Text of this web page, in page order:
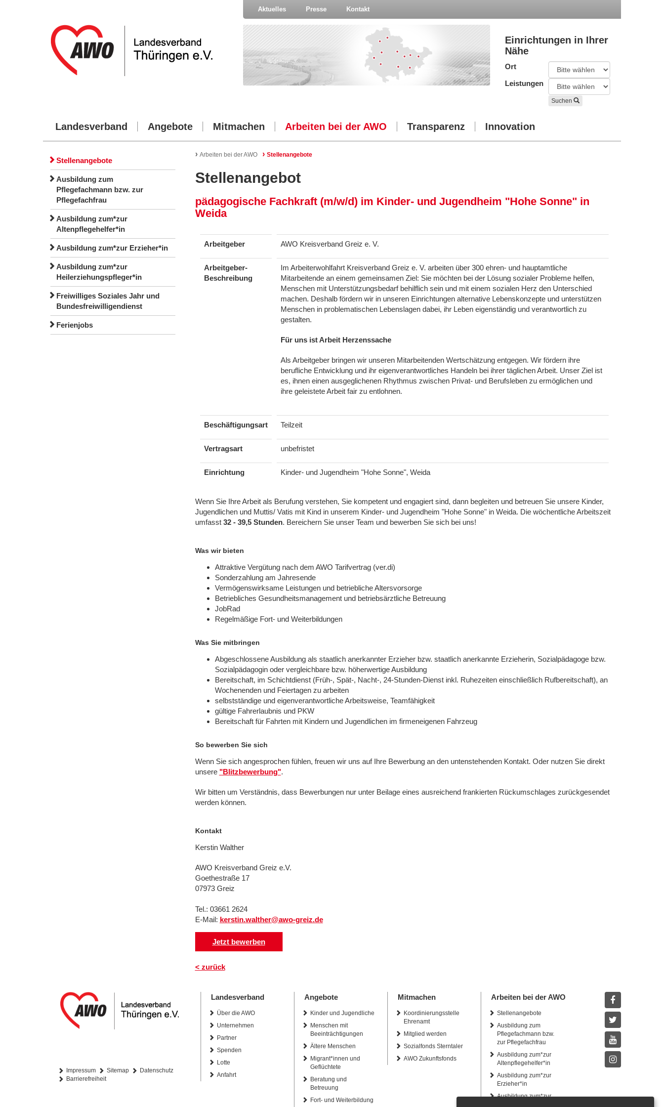
Aktuelles Presse Kontakt
Einrichtungen in Ihrer
Nähe
Ort
Leistungen
Suchen
Landesverband Angebote Mitmachen Arbeiten bei der AWO Transparenz Innovation
Stellenangebote
Ausbildung zum
Pflegefachmann bzw. zur
Pflegefachfrau
Ausbildung zum*zur
Altenpflegehelfer*in
Ausbildung zum*zur Erzieher*in
Ausbildung zum*zur
Heilerziehungspfleger*in
Freiwilliges Soziales Jahr und
Bundesfreiwilligendienst
Ferienjobs
› Arbeiten bei der AWO › Stellenangebote
Stellenangebot
pädagogische Fachkraft (m/w/d) im Kinder- und Jugendheim "Hohe Sonne" in
Weida
Arbeitgeber AWO Kreisverband Greiz e. V.
Arbeitgeber-
Beschreibung
Im Arbeiterwohlfahrt Kreisverband Greiz e. V. arbeiten über 300 ehren- und hauptamtliche
Mitarbeitende an einem gemeinsamen Ziel: Sie möchten bei der Lösung sozialer Probleme helfen,
Menschen mit Unterstützungsbedarf behilflich sein und mit einem sozialen Herz den Unterschied
machen. Deshalb fördern wir in unseren Einrichtungen alternative Lebenskonzepte und unterstützen
Menschen in problematischen Lebenslagen dabei, ihr Leben eigenständig und verantwortlich zu
gestalten.
Für uns ist Arbeit Herzenssache
Als Arbeitgeber bringen wir unseren Mitarbeitenden Wertschätzung entgegen. Wir fördern ihre
berufliche Entwicklung und ihr eigenverantwortliches Handeln bei ihrer täglichen Arbeit. Unser Ziel ist
es, ihnen einen ausgeglichenen Rhythmus zwischen Privat- und Berufsleben zu ermöglichen und
ihre geleistete Arbeit fair zu entlohnen.
Beschäftigungsart Teilzeit
Vertragsart unbefristet
Einrichtung Kinder- und Jugendheim "Hohe Sonne", Weida
Wenn Sie Ihre Arbeit als Berufung verstehen, Sie kompetent und engagiert sind, dann begleiten und betreuen Sie unsere Kinder,
Jugendlichen und Muttis/ Vatis mit Kind in unserem Kinder- und Jugendheim "Hohe Sonne" in Weida. Die wöchentliche Arbeitszeit
umfasst 32 - 39,5 Stunden. Bereichern Sie unser Team und bewerben Sie sich bei uns!
Was wir bieten
Attraktive Vergütung nach dem AWO Tarifvertrag (ver.di)
Sonderzahlung am Jahresende
Vermögenswirksame Leistungen und betriebliche Altersvorsorge
Betriebliches Gesundheitsmanagement und betriebsärztliche Betreuung
JobRad
Regelmäßige Fort- und Weiterbildungen
Was Sie mitbringen
Abgeschlossene Ausbildung als staatlich anerkannter Erzieher bzw. staatlich anerkannte Erzieherin, Sozialpädagoge bzw.
Sozialpädagogin oder vergleichbare bzw. höherwertige Ausbildung
Bereitschaft, im Schichtdienst (Früh-, Spät-, Nacht-, 24-Stunden-Dienst inkl. Ruhezeiten einschließlich Rufbereitschaft), an
Wochenenden und Feiertagen zu arbeiten
selbstständige und eigenverantwortliche Arbeitsweise, Teamfähigkeit
gültige Fahrerlaubnis und PKW
Bereitschaft für Fahrten mit Kindern und Jugendlichen im firmeneigenen Fahrzeug
So bewerben Sie sich
Wenn Sie sich angesprochen fühlen, freuen wir uns auf Ihre Bewerbung an den untenstehenden Kontakt. Oder nutzen Sie direkt
unsere "Blitzbewerbung".
Wir bitten um Verständnis, dass Bewerbungen nur unter Beilage eines ausreichend frankierten Rückumschlages zurückgesendet
werden können.
Kontakt
Kerstin Walther
AWO Kreisverband Greiz e.V.
Goethestraße 17
07973 Greiz
Tel.: 03661 2624
E-Mail: kerstin.walther@awo-greiz.de
Jetzt bewerben
< zurück
Impressum Sitemap
Datenschutz
Barrierefreiheit
Landesverband
Über die AWO
Unternehmen
Partner
Spenden
Lotte
Anfahrt
Angebote
Kinder und Jugendliche
Menschen mit
Beeinträchtigungen
Ältere Menschen
Migrant*innen und
Geflüchtete
Beratung und
Betreuung
Fort- und Weiterbildung
Mitmachen
Koordinierungsstelle
Ehrenamt
Mitglied werden
Sozialfonds Sterntaler
AWO Zukunftsfonds
Arbeiten bei der AWO
Stellenangebote
Ausbildung zum
Pflegefachmann bzw.
zur Pflegefachfrau
Ausbildung zum*zur
Altenpflegehelfer*in
Ausbildung zum*zur
Erzieher*in
Ausbildung zum*zur
Facebook
Twitter
Youtube